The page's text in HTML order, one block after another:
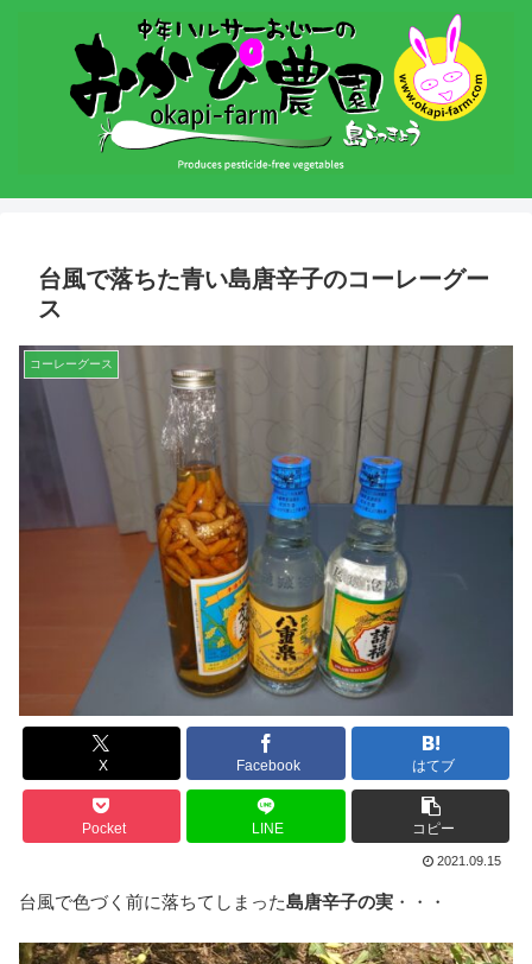
台風で落ちた青い島唐辛子のコーレーグー
ス
コーレーグース
X Facebook はてブ
Pocket LINE コピー
2021.09.15
台風で色づく前に落ちてしまった島唐辛子の実 ・・・